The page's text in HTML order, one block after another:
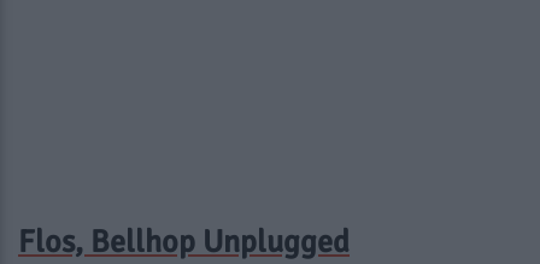
Flos, Bellhop Unplugged